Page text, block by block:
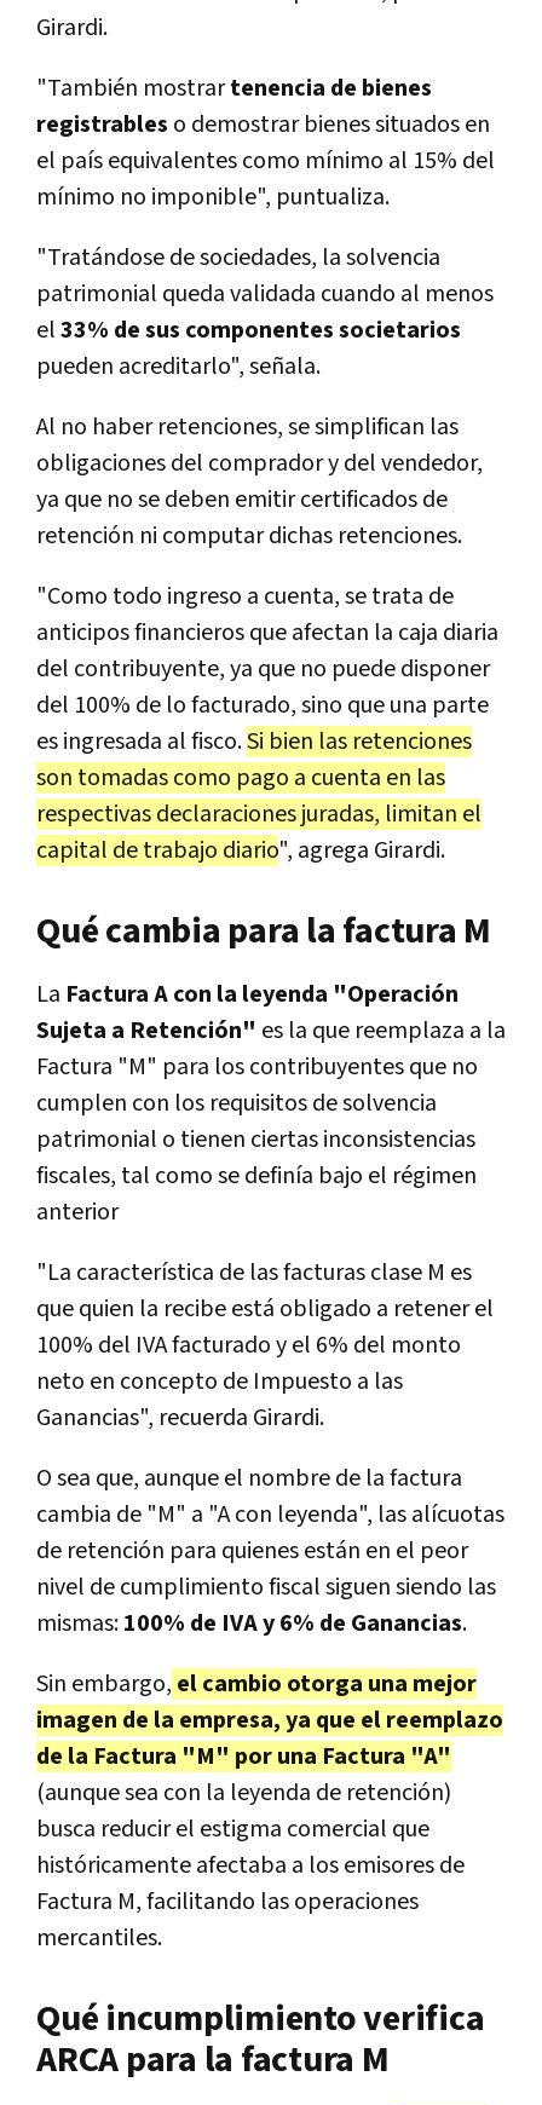
Girardi.
"También mostrartenencia de bienes
registrables o demostrar bienes situados en
el país equivalentes como mínimo al 15% del
mínimo no imponible", puntualiza.
"Tratándose de sociedades, la solvencia
patrimonial queda validada cuando al menos
el33% de sus componentes societarios
pueden acreditarlo", señala.
Al no haber retenciones, se simplifican las
obligaciones del comprador y del vendedor,
ya que no se deben emitir certificados de
retención ni computar dichas retenciones.
"Como todo ingreso a cuenta, se trata de
anticipos financieros que afectan la caja diaria
del contribuyente, ya que no puede disponer
del 100% de lo facturado, sino que una parte
es ingresada al fisco.Si bien las retenciones
son tomadas como pago a cuenta en las
respectivas declaraciones juradas, limitan el
capital de trabajo diario", agrega Girardi.
Qué cambia para la factura M
La Factura A con la leyenda "Operación
Sujeta a Retención" es la que reemplaza a la
Factura "M" para los contribuyentes que no
cumplen con los requisitos de solvencia
patrimonial o tienen ciertas inconsistencias
fiscales, tal como se definía bajo el régimen
anterior
"La característica de las facturas clase M es
que quien la recibe está obligado a retener el
100% del IVA facturado y el 6% del monto
neto en concepto de Impuesto a las
Ganancias", recuerda Girardi.
O sea que, aunque el nombre de la factura
cambia de "M" a "A con leyenda", las alícuotas
de retención para quienes están en el peor
nivel de cumplimiento fiscal siguen siendo las
mismas:100% de IVA y 6% de Ganancias.
Sin embargo, el cambio otorga una mejor
imagen de la empresa, ya que el reemplazo
de la Factura "M" por una Factura "A"
(aunque sea con la leyenda de retención)
busca reducir el estigma comercial que
históricamente afectaba a los emisores de
Factura M, facilitando las operaciones
mercantiles.
Qué incumplimiento verifica
ARCA para la factura M